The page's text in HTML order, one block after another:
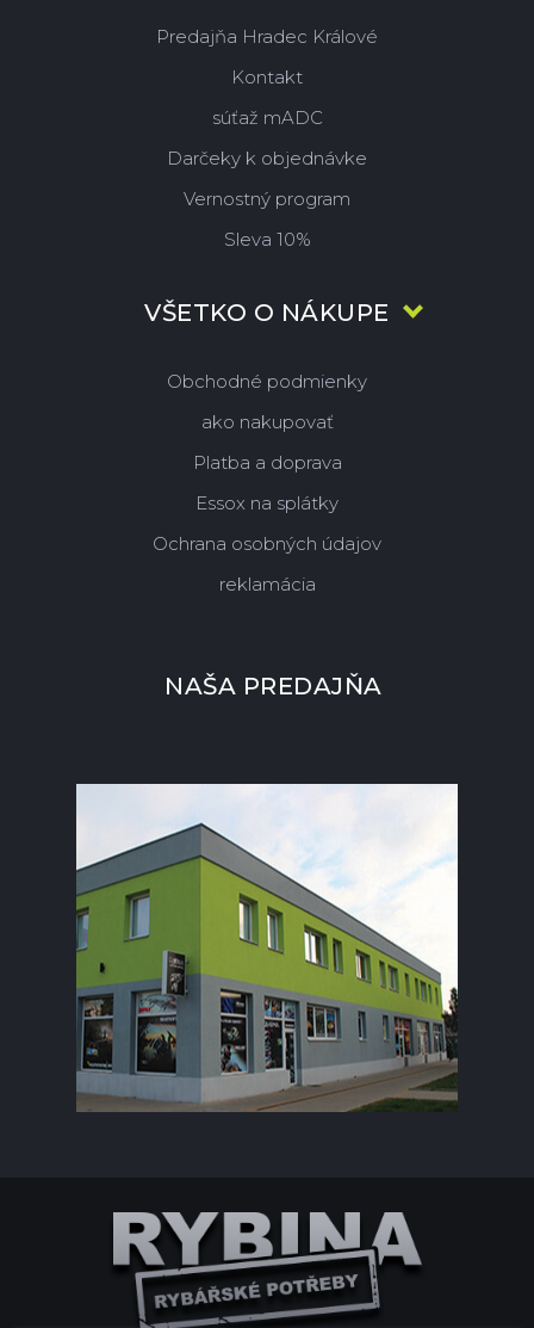
Predajňa Hradec Králové
Kontakt
súťaž mADC
Darčeky k objednávke
Vernostný program
Sleva 10%
VŠETKO O NÁKUPE
Obchodné podmienky
ako nakupovať
Platba a doprava
Essox na splátky
Ochrana osobných údajov
reklamácia
NAŠA PREDAJŇA